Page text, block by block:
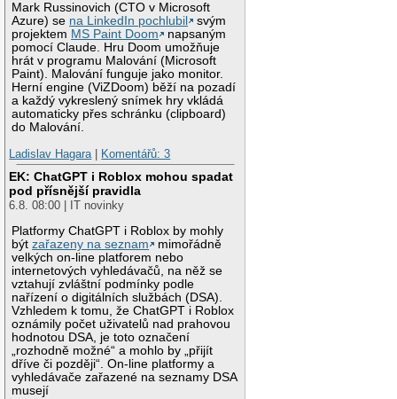
Mark Russinovich (CTO v Microsoft
Azure) se na LinkedIn pochlubil
svým
projektem MS Paint Doom
napsaným
pomocí Claude. Hru Doom umožňuje
hrát v programu Malování (Microsoft
Paint). Malování funguje jako monitor.
Herní engine (ViZDoom) běží na pozadí
a každý vykreslený snímek hry vkládá
automaticky přes schránku (clipboard)
do Malování.
Ladislav Hagara
Komentářů: 3
EK: ChatGPT i Roblox mohou spadat
pod přísnější pravidla
6.8. 08:00 | IT novinky
Platformy ChatGPT i Roblox by mohly
býtzařazeny na seznam
mimořádně
velkých on-line platforem nebo
internetových vyhledávačů, na něž se
vztahují zvláštní podmínky podle
nařízení o digitálních službách (DSA).
Vzhledem k tomu, že ChatGPT i Roblox
oznámily počet uživatelů nad prahovou
hodnotou DSA, je toto označení
„rozhodně možné“ a mohlo by „přijít
dříve či později“. On-line platformy a
vyhledávače zařazené na seznamy DSA
musejí